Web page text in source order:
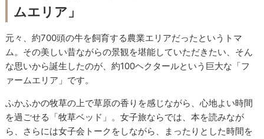
ムエリア」
元々、約700頭の牛を飼育する農業エリアだったというトマ
ム。その美しい昔ながらの景観を堪能していただきたい、そん
な思いから誕生したのが、約100ヘクタールという巨大な「フ
ァームエリア」です。
ふかふかの牧草の上で草原の香りを感じながら、心地よい時間
を過ごせる「牧草ベッド」。女子旅ならでは、本を読みなが
ら、さらには女子会トークをしながら、まったりとした時間を